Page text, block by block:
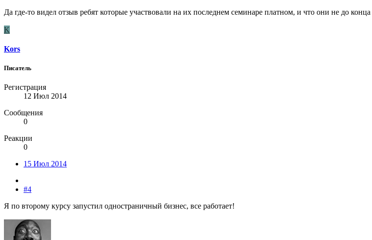
Да где-то видел отзыв ребят которые участвовали на их последнем семинаре платном, и что они не до конца
K
Kors
Писатель
Регистрация
12 Июл 2014
Сообщения
0
Реакции
0
15 Июл 2014
#4
Я по второму курсу запустил одностраничный бизнес, все работает!